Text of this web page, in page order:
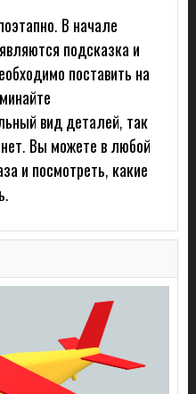
В начале
подсказка и
поставить на
вид деталей, так
Вы можете в любой
и посмотреть, какие